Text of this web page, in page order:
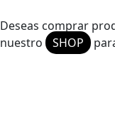
Deseas comprar
nuestro
SHOP